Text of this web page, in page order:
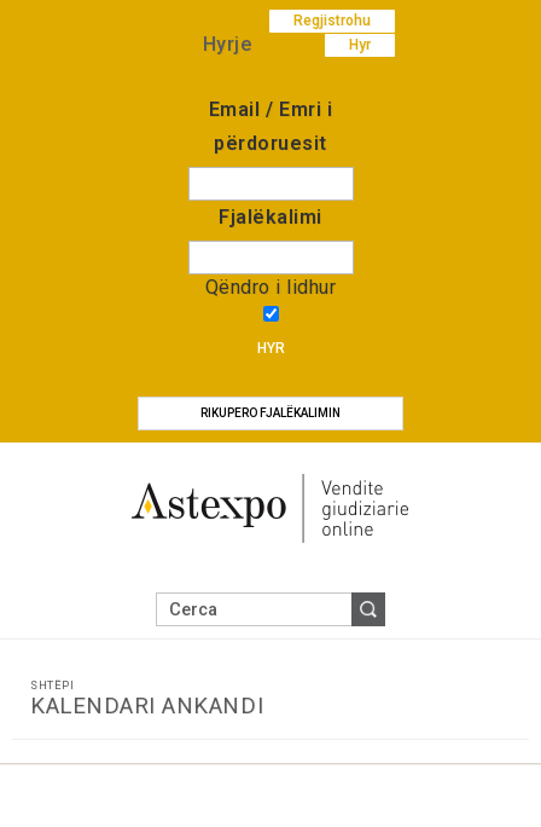
Regjistrohu
Hyr
Hyrje
Email / Emri i
përdoruesit
Fjalëkalimi
Qëndro i lidhur
HYR
RIKUPERO FJALËKALIMIN
SHTËPI
KALENDARI ANKANDI